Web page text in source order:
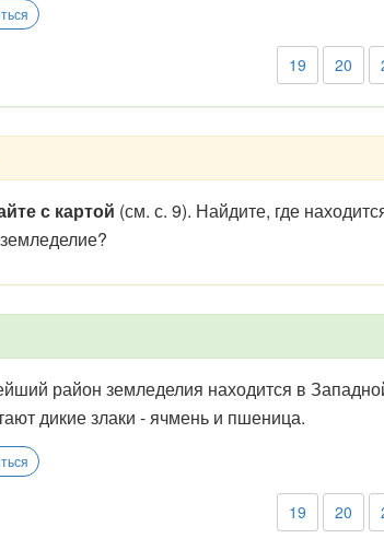
19 20
с картой (см. с. 9). Найдите, где
район земледелия находится в
дикие злаки - ячмень и пшеница.
19 20